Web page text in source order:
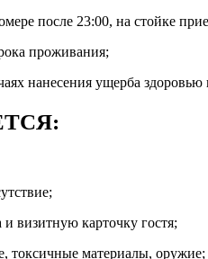
после 23:00, на стойке
проживания;
нанесения ущерба
визитную карточку гостя;
токсичные материалы, оружие;